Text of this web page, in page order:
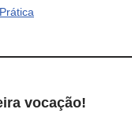
vocação!